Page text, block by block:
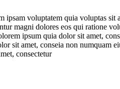
ipsam voluptatem quia voluptas sit
magni dolores eos qui ratione
ipsum quia dolor sit amet,
sit amet, conseia non numquam
consectetur